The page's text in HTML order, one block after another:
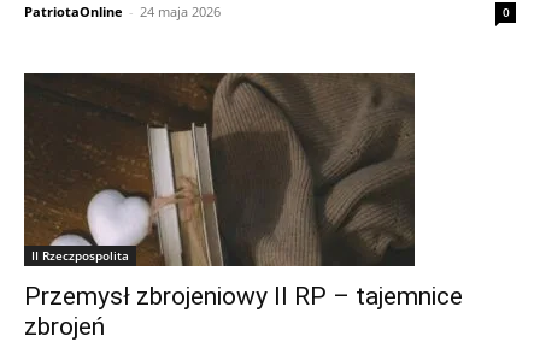
PatriotaOnline - 24 maja 2026 0
II Rzeczpospolita
Przemysł zbrojeniowy II RP – tajemnice
zbrojeń